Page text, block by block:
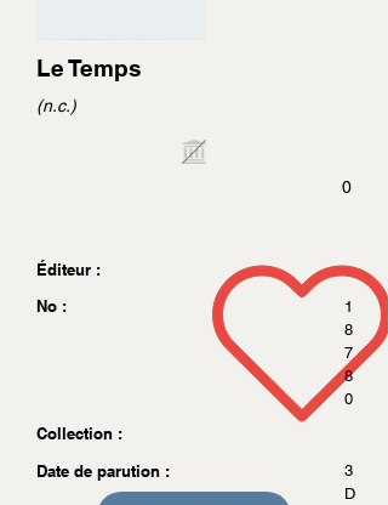
Le Temps
(n.c.)
0
Éditeur :
No :
1
8
7
8
0
Collection :
Date de parution :
3
D